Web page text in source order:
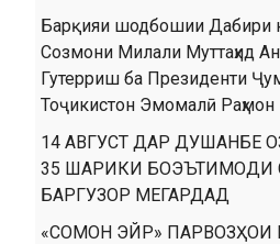
Барқияи шодбошии Дабири
Созмони Милали Муттаҳид
Гутерриш ба Президенти
Тоҷикистон Эмомалӣ Раҳмон
14 АВГУСТ ДАР ДУШАНБЕ
35 ШАРИКИ БОЭЪТИМОДИ
БАРГУЗОР МЕГАРДАД
«СОМОН ЭЙР»